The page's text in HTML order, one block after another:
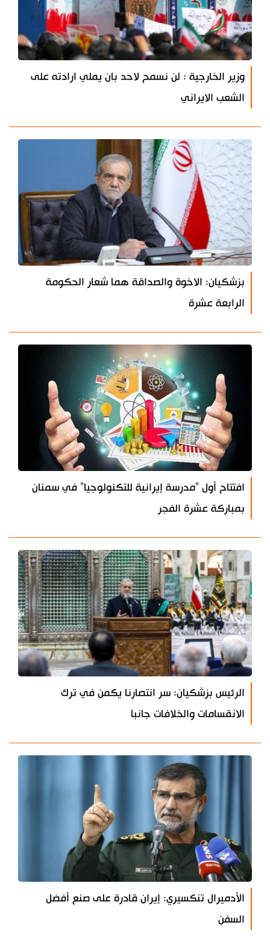
وزير الخارجية : لن نسمح لاحد بان يملي ارادته على
الشعب الايراني
بزشكيان: الاخوة والصداقة هما شعار الحكومة
الرابعة عشرة
افتتاح أول "مدرسة إيرانية للتكنولوجيا" في سمنان
بمباركة عشرة الفجر
الرئيس بزشكيان: سر انتصارنا يكمن في ترك
الانقسامات والخلافات جانبا
الأدميرال تنكسيري: إيران قادرة على صنع أفضل
السفن